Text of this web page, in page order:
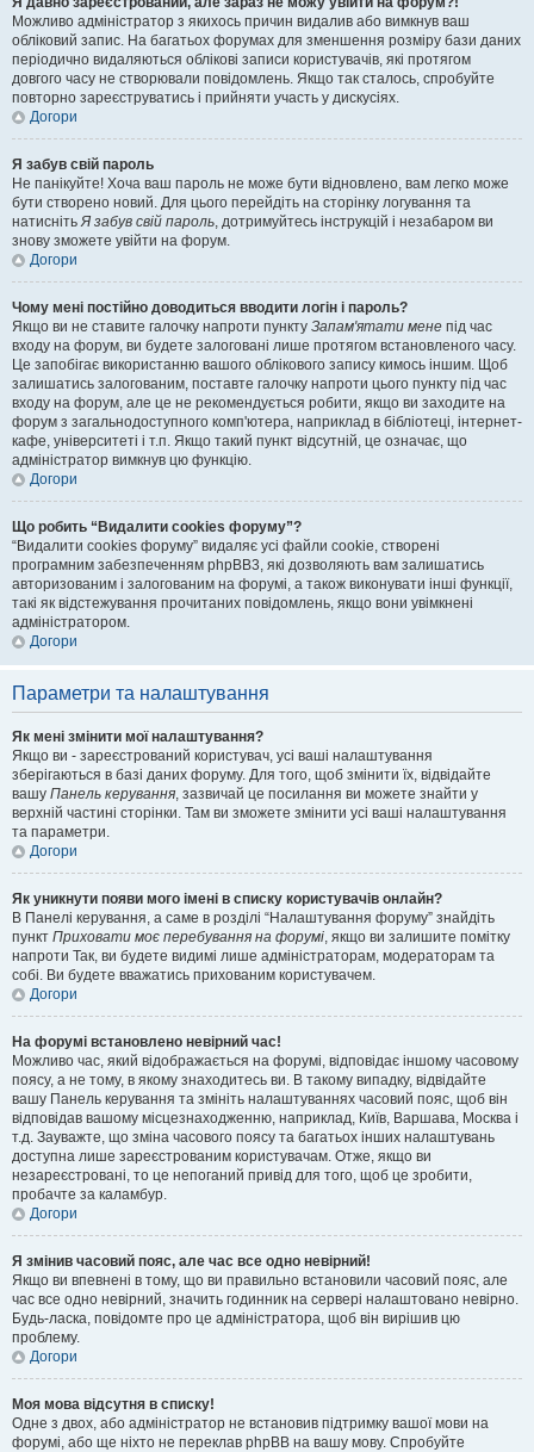
Можливо адміністратор з якихось причин видалив або вимкнув ваш
обліковий запис. На багатьох форумах для зменшення розміру бази даних
періодично видаляються облікові записи користувачів, які протягом
довгого часу не створювали повідомлень. Якщо так сталось, спробуйте
повторно зареєструватись і прийняти участь у дискусіях.
Догори
Я забув свій пароль
Не панікуйте! Хоча ваш пароль не може бути відновлено, вам легко може
бути створено новий. Для цього перейдіть на сторінку логування та
натиснітьЯ забув свій пароль, дотримуйтесь інструкцій і незабаром ви
знову зможете увійти на форум.
Догори
Чому мені постійно доводиться вводити логін і пароль?
Якщо ви не ставите галочку напроти пункту Запам'ятати мене під час
входу на форум, ви будете залоговані лише протягом встановленого часу.
Це запобігає використанню вашого облікового запису кимось іншим. Щоб
залишатись залогованим, поставте галочку напроти цього пункту під час
входу на форум, але це не рекомендується робити, якщо ви заходите на
форум з загальнодоступного комп'ютера, наприклад в бібліотеці, інтернет-
кафе, університеті і т.п. Якщо такий пункт відсутній, це означає, що
адміністратор вимкнув цю функцію.
Догори
Що робить “Видалити cookies форуму”?
“Видалити cookies форуму” видаляє усі файли cookie, створені
програмним забезпеченням phpBB3, які дозволяють вам залишатись
авторизованим і залогованим на форумі, а також виконувати інші функції,
такі як відстежування прочитаних повідомлень, якщо вони увімкнені
адміністратором.
Догори
Параметри та налаштування
Як мені змінити мої налаштування?
Якщо ви - зареєстрований користувач, усі ваші налаштування
зберігаються в базі даних форуму. Для того, щоб змінити їх, відвідайте
вашу Панель керування, зазвичай це посилання ви можете знайти у
верхній частині сторінки. Там ви зможете змінити усі ваші налаштування
та параметри.
Догори
Як уникнути появи мого імені в списку користувачів онлайн?
В Панелі керування, а саме в розділі “Налаштування форуму” знайдіть
пункт Приховати моє перебування на форумі, якщо ви залишите помітку
напроти Так, ви будете видимі лише адміністраторам, модераторам та
собі. Ви будете вважатись прихованим користувачем.
Догори
На форумі встановлено невірний час!
Можливо час, який відображається на форумі, відповідає іншому часовому
поясу, а не тому, в якому знаходитесь ви. В такому випадку, відвідайте
вашу Панель керування та змініть налаштуваннях часовий пояс, щоб він
відповідав вашому місцезнаходженню, наприклад, Київ, Варшава, Москва і
т.д. Зауважте, що зміна часового поясу та багатьох інших налаштувань
доступна лише зареєстрованим користувачам. Отже, якщо ви
незареєстровані, то це непоганий привід для того, щоб це зробити,
пробачте за каламбур.
Догори
Я змінив часовий пояс, але час все одно невірний!
Якщо ви впевнені в тому, що ви правильно встановили часовий пояс, але
час все одно невірний, значить годинник на сервері налаштовано невірно.
Будь-ласка, повідомте про це адміністратора, щоб він вирішив цю
проблему.
Догори
Моя мова відсутня в списку!
Одне з двох, або адміністратор не встановив підтримку вашої мови на
форумі, або ще ніхто не переклав phpBB на вашу мову. Спробуйте